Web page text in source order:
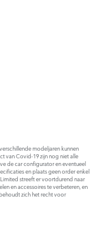
modeljaren kunnen
van Covid-19 zijn nog niet alle
de car configurator en eventueel
en plaats geen order enkel
streeft er voortdurend naar
en accessoires te verbeteren, en
zich het recht voor